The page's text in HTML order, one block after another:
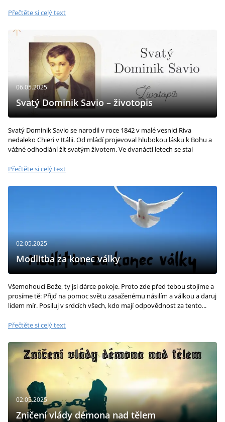
Přečtěte si celý text
06.05.2025
Svatý Dominik Savio – životopis
Svatý Dominik Savio se narodil v roce 1842 v malé vesnici Riva
nedaleko Chieri v Itálii. Od mládí projevoval hlubokou lásku k Bohu a
vážné odhodlání žít svatým životem. Ve dvanácti letech se stal
Přečtěte si celý text
02.05.2025
Modlitba za konec války
Všemohoucí Bože, ty jsi dárce pokoje. Proto zde před tebou stojíme a
prosíme tě: Přijď na pomoc světu zasaženému násilím a válkou a daruj
lidem mír. Posiluj v srdcích všech, kdo mají odpovědnost za tento...
Přečtěte si celý text
02.05.2025
Zničení vlády démona nad tělem